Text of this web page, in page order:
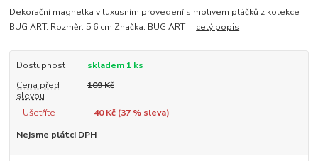
Dekorační magnetka v luxusním provedení s motivem ptáčků z kolekce
BUG ART. Rozměr: 5,6 cm Značka: BUG ART celý popis
Dostupnost
skladem 1 ks
Cena před
slevou
109 Kč
Ušetříte 40 Kč (37% sleva)
Nejsme plátci DPH